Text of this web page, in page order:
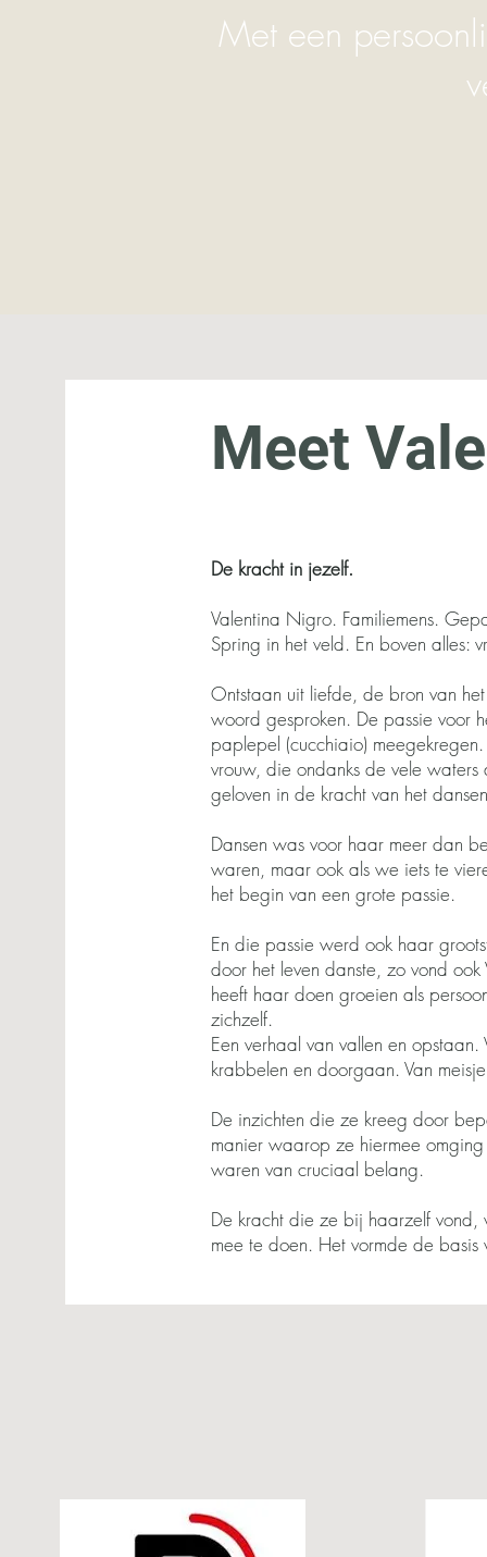
Met een
Meet
​De kracht in jezelf.
Valentina Nigro. Familiemens.
Spring in het veld. En boven alles:
Ontstaan uit liefde, de bron van
woord gesproken. De passie voor
paplepel (cucchiaio)
vrouw, die ondanks de vele
geloven in de kracht van het
Dansen was voor haar meer dan
waren, maar ook als we iets te
het begin van een grote passie.
En die passie werd ook haar
door het leven danste, zo vond
heeft haar doen groeien als
zichzelf.
Een verhaal van vallen en
krabbelen en doorgaan. Van
De inzichten die ze kreeg door
manier waarop ze hiermee
waren van cruciaal belang.
De kracht die ze bij haarzelf vond,
mee te doen. Het vormde de basis